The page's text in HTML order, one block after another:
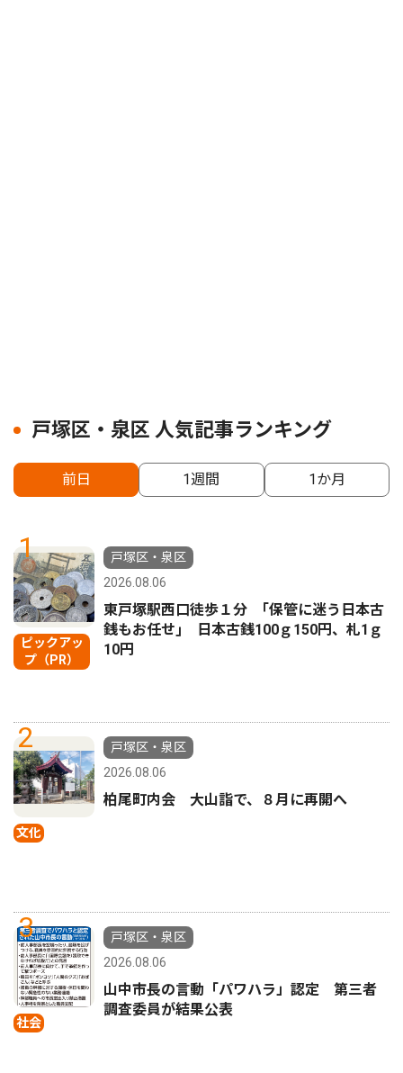
戸塚区・泉区 人気記事ランキング
前日 1週間 1か月
1
ピックアッ
プ（PR）
戸塚区・泉区
2026.08.06
東戸塚駅西口徒歩１分 ｢保管に迷う日本古
銭もお任せ｣ 日本古銭100ｇ150円、札1ｇ
10円
2
文化
戸塚区・泉区
2026.08.06
柏尾町内会 大山詣で、８月に再開へ
3
社会
戸塚区・泉区
2026.08.06
山中市長の言動「パワハラ」認定 第三者
調査委員が結果公表